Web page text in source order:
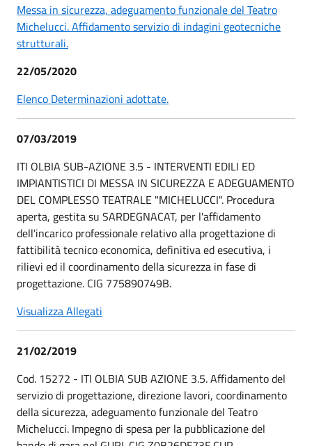
Messa in sicurezza, adeguamento funzionale del Teatro
Michelucci. Affidamento servizio di indagini geotecniche
strutturali.
22/05/2020
Elenco Determinazioni adottate.
07/03/2019
ITI OLBIA SUB-AZIONE 3.5 - INTERVENTI EDILI ED
IMPIANTISTICI DI MESSA IN SICUREZZA E ADEGUAMENTO
DEL COMPLESSO TEATRALE "MICHELUCCI". Procedura
aperta, gestita su SARDEGNACAT, per l'affidamento
dell'incarico professionale relativo alla progettazione di
fattibilità tecnico economica, definitiva ed esecutiva, i
rilievi ed il coordinamento della sicurezza in fase di
progettazione. CIG 775890749B.
Visualizza Allegati
21/02/2019
Cod. 15272 - ITI OLBIA SUB AZIONE 3.5. Affidamento del
servizio di progettazione, direzione lavori, coordinamento
della sicurezza, adeguamento funzionale del Teatro
Michelucci. Impegno di spesa per la pubblicazione del